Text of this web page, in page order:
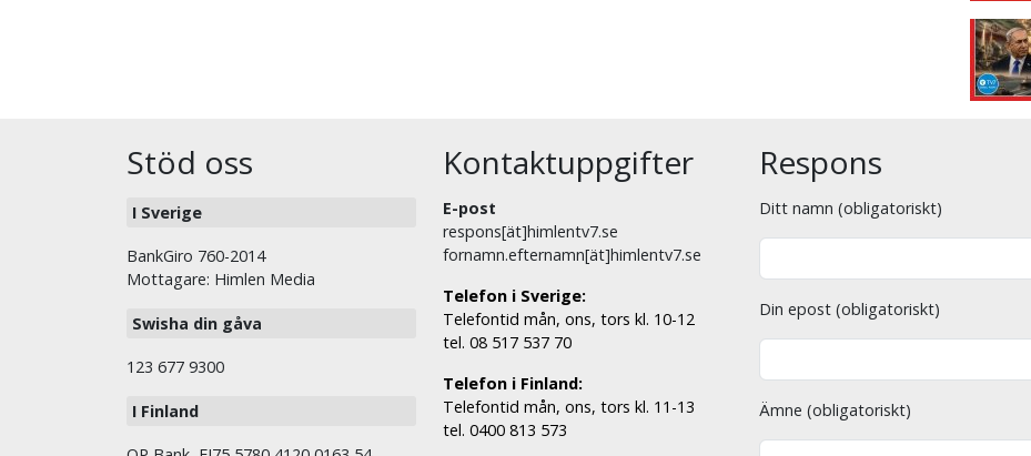
Stöd oss
I Sverige
BankGiro 760-2014
Mottagare: Himlen Media
Swisha din gåva
123 677 9300
I Finland
Kontaktuppgifter
E-post
respons[ät]himlentv7.se
fornamn.efternamn[ät]himlentv7.se
Telefon i Sverige:
Telefontid mån, ons, tors kl. 10-12
tel. 08 517 537 70
Telefon i Finland:
Telefontid mån, ons, tors kl. 11-13
tel. 0400 813 573
Respons
Ditt namn (obligatoriskt)
Din epost (obligatoriskt)
Ämne (obligatoriskt)